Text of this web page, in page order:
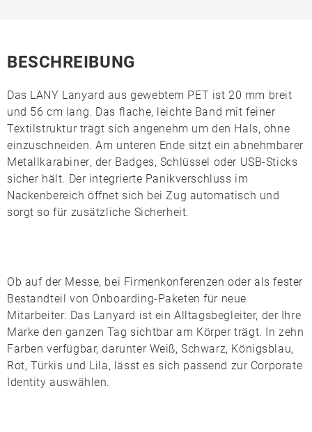
BESCHREIBUNG
Das LANY Lanyard aus gewebtem PET ist 20 mm breit
und 56 cm lang. Das flache, leichte Band mit feiner
Textilstruktur trägt sich angenehm um den Hals, ohne
einzuschneiden. Am unteren Ende sitzt ein abnehmbarer
Metallkarabiner, der Badges, Schlüssel oder USB-Sticks
sicher hält. Der integrierte Panikverschluss im
Nackenbereich öffnet sich bei Zug automatisch und
sorgt so für zusätzliche Sicherheit.
Ob auf der Messe, bei Firmenkonferenzen oder als fester
Bestandteil von Onboarding-Paketen für neue
Mitarbeiter: Das Lanyard ist ein Alltagsbegleiter, der Ihre
Marke den ganzen Tag sichtbar am Körper trägt. In zehn
Farben verfügbar, darunter Weiß,Schwarz, Königsblau,
Rot, Türkis und Lila, lässt es sich passend zur Corporate
Identity auswählen.